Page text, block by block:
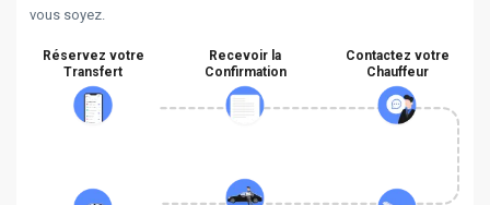
vous soyez.
Réservez votre
Transfert
Recevoir la
Confirmation
Contactez votre
Chauffeur